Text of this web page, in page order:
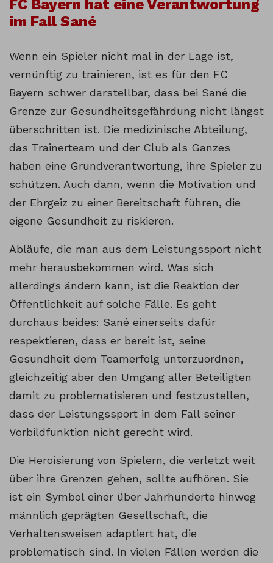
FC Bayern hat eine Verantwortung
im Fall Sané
Wenn ein Spieler nicht mal in der Lage ist,
vernünftig zu trainieren, ist es für den FC
Bayern schwer darstellbar, dass bei Sané die
Grenze zur Gesundheitsgefährdung nicht längst
überschritten ist. Die medizinische Abteilung,
das Trainerteam und der Club als Ganzes
haben eine Grundverantwortung, ihre Spieler zu
schützen. Auch dann, wenn die Motivation und
der Ehrgeiz zu einer Bereitschaft führen, die
eigene Gesundheit zu riskieren.
Abläufe, die man aus dem Leistungssport nicht
mehr herausbekommen wird. Was sich
allerdings ändern kann, ist die Reaktion der
Öffentlichkeit auf solche Fälle. Es geht
durchaus beides: Sané einerseits dafür
respektieren, dass er bereit ist, seine
Gesundheit dem Teamerfolg unterzuordnen,
gleichzeitig aber den Umgang aller Beteiligten
damit zu problematisieren und festzustellen,
dass der Leistungssport in dem Fall seiner
Vorbildfunktion nicht gerecht wird.
Die Heroisierung von Spielern, die verletzt weit
über ihre Grenzen gehen, sollte aufhören. Sie
ist ein Symbol einer über Jahrhunderte hinweg
männlich geprägten Gesellschaft, die
Verhaltensweisen adaptiert hat, die
problematisch sind. In vielen Fällen werden die